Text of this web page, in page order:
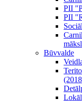
PII
PII
Būvvalde